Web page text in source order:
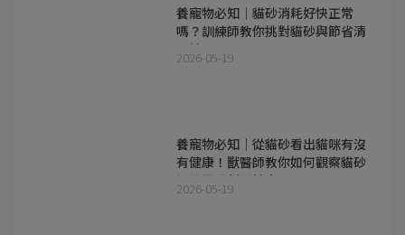
養寵物必知｜貓砂消耗好快正常
嗎？訓練師教你挑對貓砂與節省清
潔技巧
2026-05-19
養寵物必知｜從貓砂看出貓咪有沒
有健康！獸醫師教你如何觀察貓砂
裡的尿跡判斷健康問題
2026-05-19